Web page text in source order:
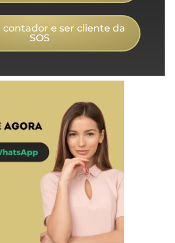
contador e ser cliente da
SOS